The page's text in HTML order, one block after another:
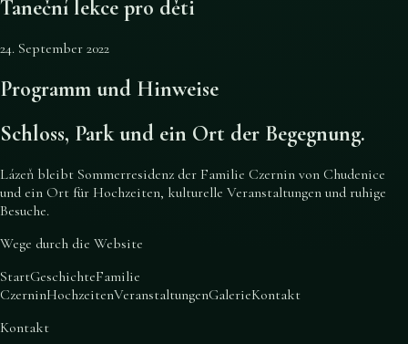
Taneční lekce pro děti
24. September 2022
Programm und Hinweise
Schloss, Park und ein Ort der Begegnung.
Lázeň bleibt Sommerresidenz der Familie Czernin von Chudenice
und ein Ort für Hochzeiten, kulturelle Veranstaltungen und ruhige
Besuche.
Wege durch die Website
StartGeschichteFamilie
CzerninHochzeitenVeranstaltungenGalerieKontakt
Kontakt